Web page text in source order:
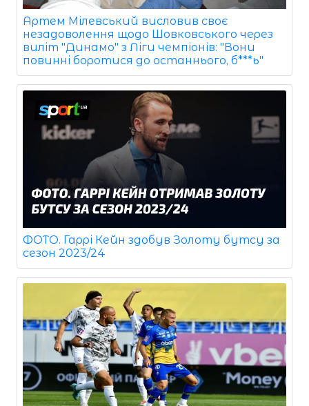
Артем Мілевський висловив своє
незадоволення щодо Шовковського через
виліт "Динамо" з Ліги чемпіонів: "Вони
повинні боротися до останнього, б***ь"
ФОТО. Гаррі Кейн здобув Золоту бутсу за
сезон 2023/24